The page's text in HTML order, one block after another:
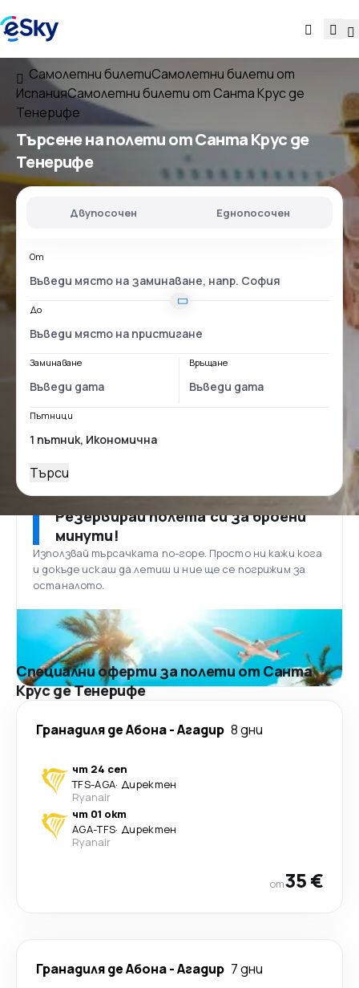
Самолетни билетиСамолетни билети от
ИспанияСамолетни билети от Санта Крус де
Тенерифе
Търсене на полетиот Санта Крус де
Тенерифе
Двупосочен Еднопосочен
От
До
Заминаване Връщане
Пътници
Търси
Резервирай полета си за броени
минути!
Използвай търсачката по-горе. Просто ни кажи кога
и докъде искаш да летиш и ние ще се погрижим за
останалото.
Специални оферти за полети от Санта
Крус де Тенерифе
Гранадиля де Абона-Агадир 8 дни
чт 24 сеп
TFS-AGA· Директен
Ryanair
чт 01 окт
AGA-TFS· Директен
Ryanair
от35 €
Гранадиля де Абона-Агадир 7 дни